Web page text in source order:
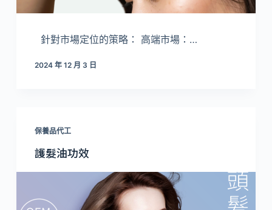
針對市場定位的策略： 高端市場：…
2024 年 12 月 3 日
保養品代工
護髮油功效